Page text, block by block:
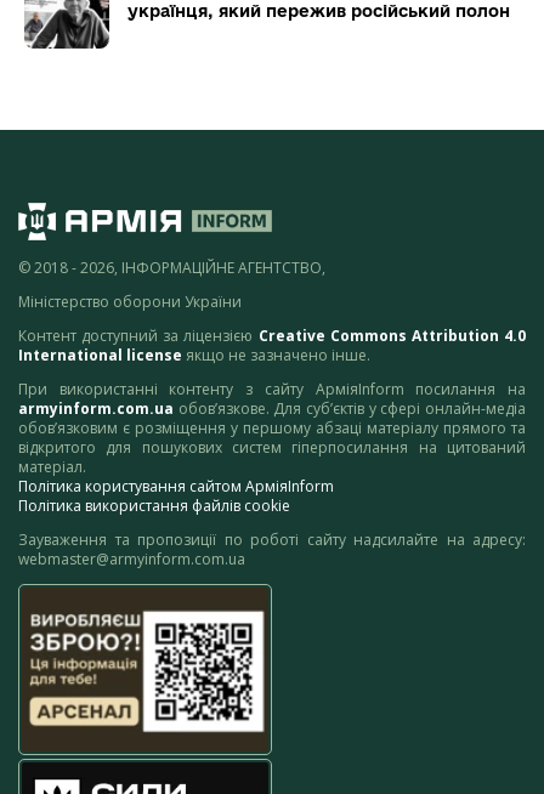
українця, який пережив російський полон
© 2018 - 2026, ІНФОРМАЦІЙНЕ АГЕНТСТВО,
Міністерство оборони України
Контент доступний за ліцензією Creative Commons Attribution 4.0
International license якщо не зазначено інше.
При використанні контенту з сайту АрміяInform посилання на
armyinform.com.ua обов’язкове. Для суб’єктів у сфері онлайн-медіа
обов’язковим є розміщення у першому абзаці матеріалу прямого та
відкритого для пошукових систем гіперпосилання на цитований
матеріал.
Політика користування сайтом АрміяInform
Політика використання файлів cookie
Зауваження та пропозиції по роботі сайту надсилайте на адресу:
webmaster@armyinform.com.ua